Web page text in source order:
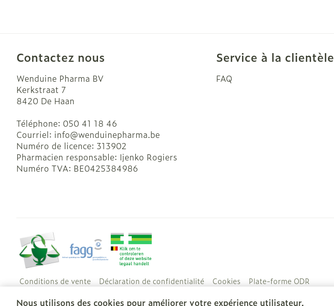
Nous utilisons des cookies pour améliorer votre expérience utilisateur.
Contactez nous
Wenduine Pharma BV
Kerkstraat 7
8420 De Haan
Téléphone: 050 41 18 46
Courriel: info@wenduinepharma.be
Numéro de licence: 313902
Pharmacien responsable: Ijenko Rogiers
Numéro TVA: BE0425384986
Service à la clientèle
FAQ
Conditions de vente Déclaration de confidentialité Cookies Plate-forme ODR